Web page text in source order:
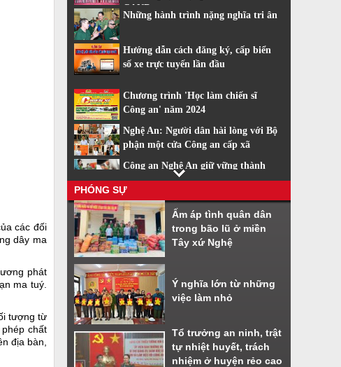
các đối
dây ma
phát
ma tuý.
tượng từ
chất
địa bàn,
CAND
Những hành trình nặng nghĩa tri ân
Hướng dẫn cách đăng ký, cấp biển
số xe trực tuyến lần đầu
Chương trình 'Học làm chiến sĩ
Công an' năm 2024
Nghệ An: Người dân hài lòng với Bộ
phận một cửa Công an cấp xã
Công an Nghệ An giữ vững thành
tích dẫn đầu về cải cách hành chính
Nhiều tiện ích khi sử dụng phần
mềm VNeiD
Cách đăng ký tài khoản định danh
điện tử
PHÓNG SỰ
Ấm áp tình quân dân
trong bão lũ ở miền
Tây xứ Nghệ
Ý nghĩa lớn từ những
việc làm nhỏ
Tổ trưởng an ninh, trật
tự nhiệt huyết, trách
nhiệm ở huyện rẻo cao